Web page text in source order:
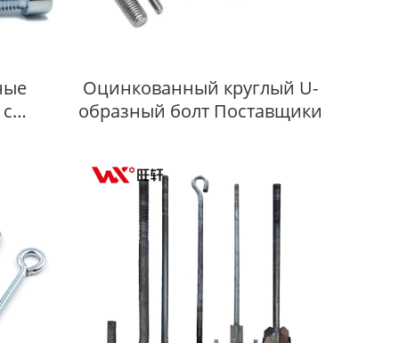
Оцинкованный круглый U-
образный болт Поставщики